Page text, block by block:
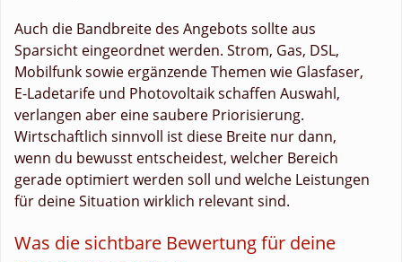
Auch die Bandbreite des Angebots sollte aus
Sparsicht eingeordnet werden. Strom, Gas, DSL,
Mobilfunk sowie ergänzende Themen wie Glasfaser,
E-Ladetarife und Photovoltaik schaffen Auswahl,
verlangen aber eine saubere Priorisierung.
Wirtschaftlich sinnvoll ist diese Breite nur dann,
wenn du bewusst entscheidest, welcher Bereich
gerade optimiert werden soll und welche Leistungen
für deine Situation wirklich relevant sind.
Was die sichtbare Bewertung für deine